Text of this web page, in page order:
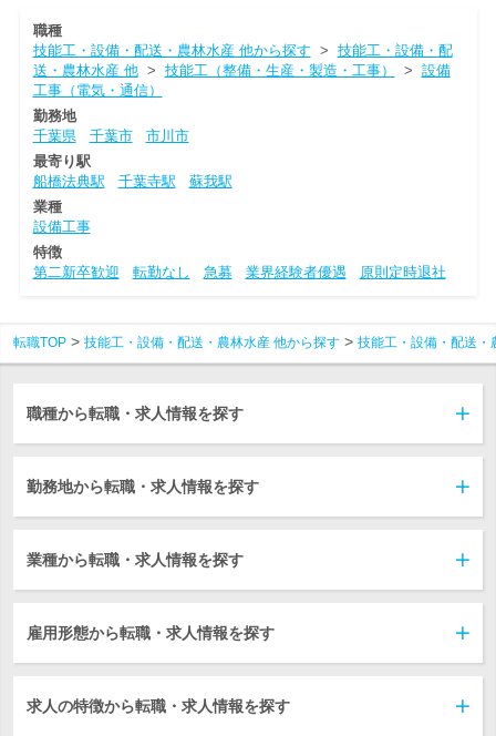
職種
技能工・設備・配送・農林水産 他から探す > 技能工・設備・配
送・農林水産 他> 技能工（整備・生産・製造・工事） > 設備
工事（電気・通信）
勤務地
千葉県
千葉市
市川市
最寄り駅
船橋法典駅
千葉寺駅
蘇我駅
業種
設備工事
特徴
第二新卒歓迎
転勤なし 急募 業界経験者優遇 原則定時退社
転職TOP 技能工・設備・配送・農林水産 他から探す 技能工・設備・配送・
職種から転職・求人情報を探す
勤務地から転職・求人情報を探す
業種から転職・求人情報を探す
雇用形態から転職・求人情報を探す
求人の特徴から転職・求人情報を探す